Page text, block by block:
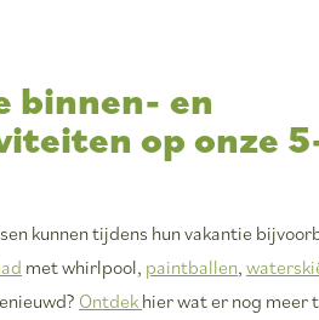
binnen- en
op onze
kunnen tijdens hun vakantie
met whirlpool, paintballen,
Ontdek hier wat er nog meer